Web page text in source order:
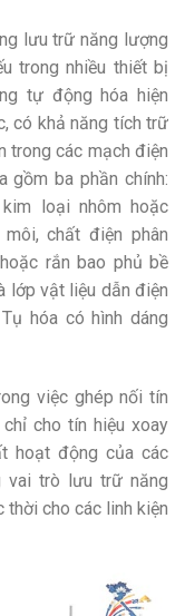
lưu trữ năng lượng
trong nhiều thiết bị
tự động hóa hiện
có khả năng tích trữ
trong các mạch điện
gồm ba phần chính:
loại nhôm hoặc
chất điện phân
rắn bao phủ bề
lớp vật liệu dẫn điện
hóa có hình dáng
việc ghép nối tín
cho tín hiệu xoay
hoạt động của các
vai trò lưu trữ năng
cho các linh kiện